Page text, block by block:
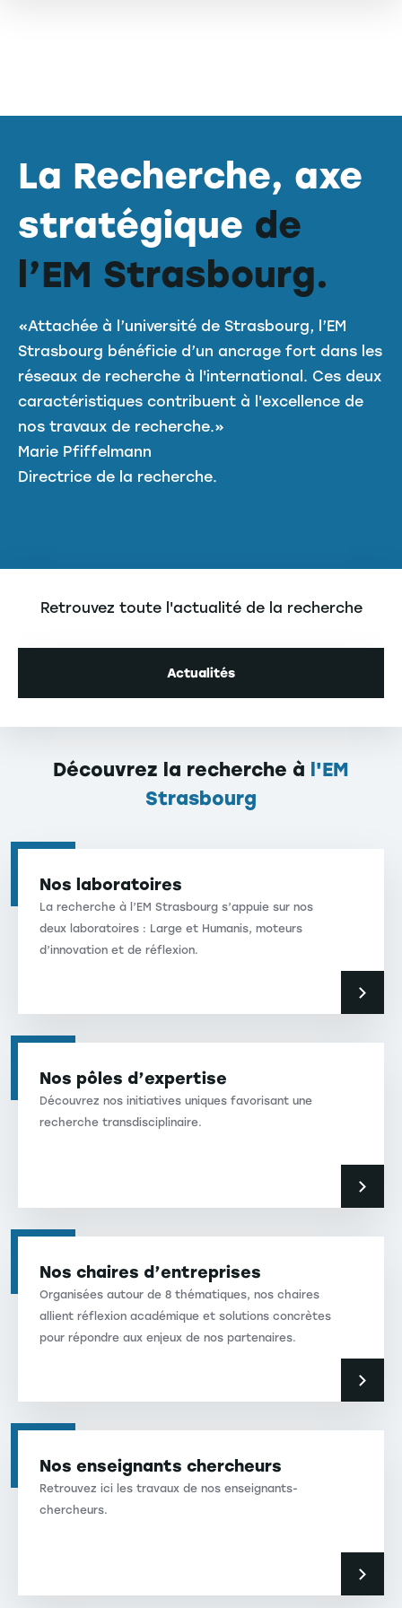
La Recherche, axe
stratégique de
l’EM Strasbourg.
«Attachée à l’université de Strasbourg, l’EM
Strasbourg bénéficie d’un ancrage fort dans les
réseaux de recherche à l'international. Ces deux
caractéristiques contribuent à l'excellence de
nos travaux de recherche.»
Marie Pfiffelmann
Directrice de la recherche.
Retrouvez toute l'actualité de la recherche
Actualités
Découvrez la recherche à l'EM
Strasbourg
Nos laboratoires
La recherche à l’EM Strasbourg s’appuie sur nos
deux laboratoires : Large et Humanis, moteurs
d’innovation et de réflexion.
Nos pôles d’expertise
Découvrez nos initiatives uniques favorisant une
recherche transdisciplinaire.
Nos chaires d’entreprises
Organisées autour de 8 thématiques, nos chaires
allient réflexion académique et solutions concrètes
pour répondre aux enjeux de nos partenaires.
Nos enseignants chercheurs
Retrouvez ici les travaux de nos enseignants-
chercheurs.